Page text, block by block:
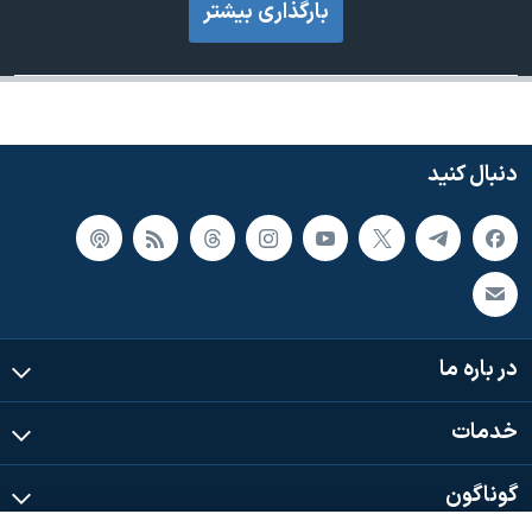
بارگذاری بیشتر
دنبال کنید
در باره ما
خدمات
گوناگون